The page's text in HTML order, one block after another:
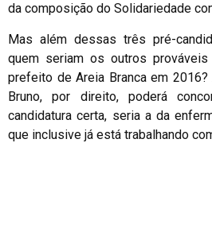
da composição do Solidariedade
Mas além dessas três pré-
quem seriam os outros
prefeito de Areia Branca em
Bruno, por direito, poderá
candidatura certa, seria a da
que inclusive já está trabalhando